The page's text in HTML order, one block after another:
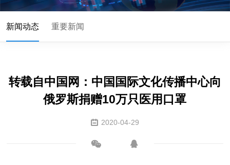
新闻动态 重要新闻
俄罗斯捐赠10万只医用口罩
2020-04-29